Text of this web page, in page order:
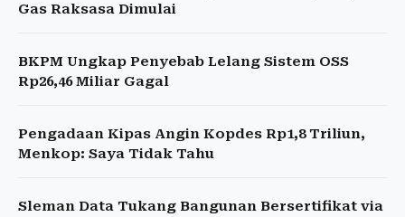
Gas Raksasa Dimulai
BKPM Ungkap Penyebab Lelang Sistem OSS
Rp26,46 Miliar Gagal
Pengadaan Kipas Angin Kopdes Rp1,8 Triliun,
Menkop: Saya Tidak Tahu
Sleman Data Tukang Bangunan Bersertifikat via